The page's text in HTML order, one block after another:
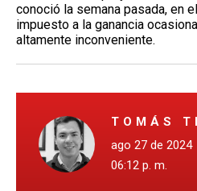
conoció la semana pasada, en
impuesto a la ganancia
altamente inconveniente.
TOMÁS
ago 27 de 2024
06:12 p. m.